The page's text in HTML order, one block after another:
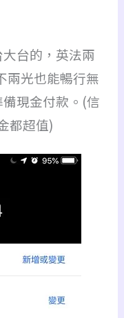
台的，英法兩
兩光也能暢行無
現金付款。(信
都超值)